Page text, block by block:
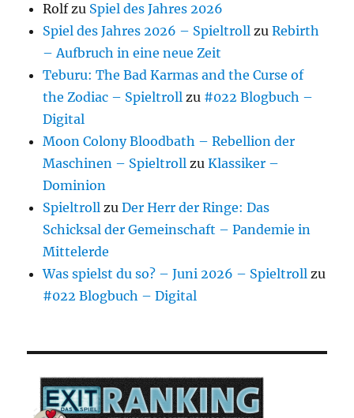
Rolfzu Spiel des Jahres 2026
Spiel des Jahres 2026 – Spieltroll zuRebirth
– Aufbruch in eine neue Zeit
Teburu: The Bad Karmas and the Curse of
the Zodiac – Spieltroll zu #022 Blogbuch –
Digital
Moon Colony Bloodbath – Rebellion der
Maschinen – Spieltroll zuKlassiker –
Dominion
Spieltroll zuDer Herr der Ringe: Das
Schicksal der Gemeinschaft – Pandemie in
Mittelerde
Was spielst du so? – Juni 2026 – Spieltroll zu
#022 Blogbuch – Digital